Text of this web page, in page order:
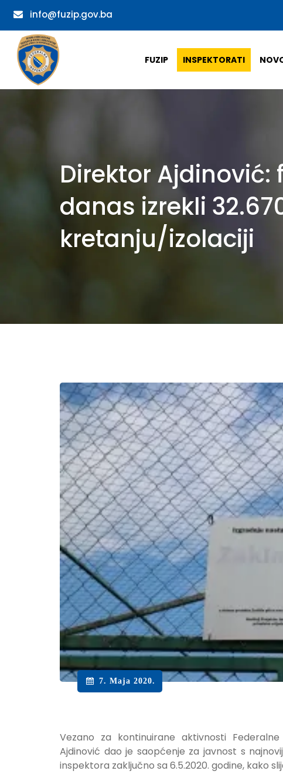
info@fuzip.gov.ba
FUZIP INSPEKTORATI
Direktor
danas izrekli
kretanju/izolaciji
7. Maja 2020.
Vezano za kontinuirane aktivnosti
Ajdinović dao je saopćenje za javnost s
inspektora zaključno sa 6.5.2020. godine, kako